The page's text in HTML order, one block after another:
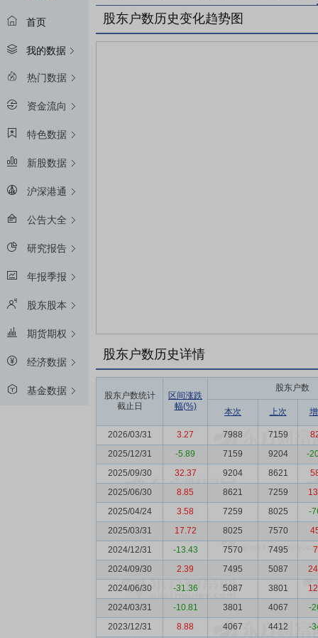
首页
我的数据
热门数据
资金流向
特色数据
新股数据
沪深港通
公告大全
研究报告
年报季报
股东股本
期货期权
经济数据
基金数据
股东户数历史变化趋势图
股东户数历史详情
股东户数统计
截止日
区间涨跌
幅(%)
股东户数
本次 上次
2026/03/31 3.27 7988 7159
2025/12/31
-5.89 7159 9204
-
2025/09/30
32.37 9204 8621
2025/06/30
8.85 8621 7259
2025/04/24
3.58 7259 8025
-
2025/03/31
17.72 8025 7570
2024/12/31
-13.43 7570 7495
2024/09/30
2.39 7495 5087
2024/06/30
-31.36 5087 3801
2024/03/31
-10.81 3801 4067
-
2023/12/31
8.88 4067 4412
-